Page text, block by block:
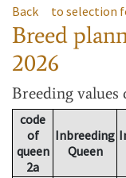
Back to selection
Breed
2026
Breeding values
code
of
queen
2a
Inbreeding
Queen